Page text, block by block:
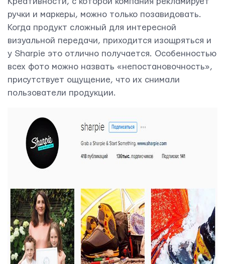
ручки и маркеры, можно только позавидовать.
Когда продукт сложный для интересной
визуальной передачи, приходится изощряться и
у Sharpie это отлично получается. Особенностью
всех фото можно назвать «непостановочность»,
присутствует ощущение, что их снимали
пользователи продукции.